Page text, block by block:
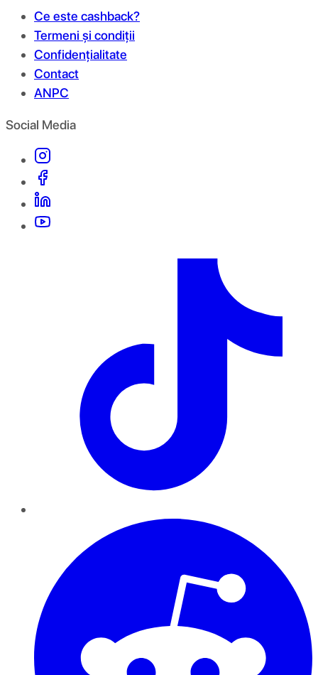
Ce este cashback?
Termeni și condiții
Confidențialitate
Contact
ANPC
Social Media